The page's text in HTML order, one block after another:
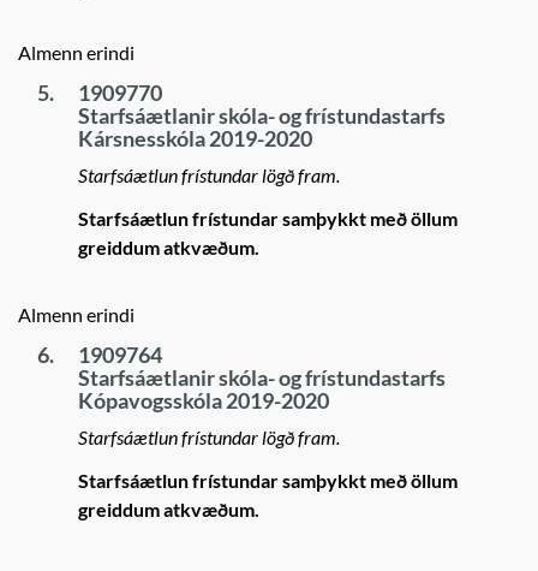
Almenn erindi
5.
1909770
Starfsáætlanir skóla- og frístundastarfs
Kársnesskóla 2019-2020
Starfsáætlun frístundar lögð fram.
Starfsáætlun frístundar samþykkt með öllum
greiddum atkvæðum.
Almenn erindi
6.
1909764
Starfsáætlanir skóla- og frístundastarfs
Kópavogsskóla 2019-2020
Starfsáætlun frístundar lögð fram.
Starfsáætlun frístundar samþykkt með öllum
greiddum atkvæðum.